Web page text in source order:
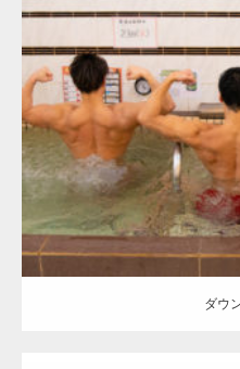
Category:筋肉銭湯2 その他
背中 肩
ダウンロード
ダウ